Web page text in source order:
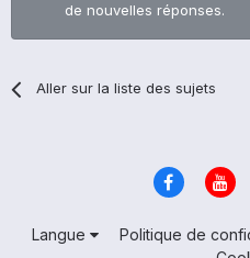
de nouvelles réponses.
Aller sur la liste des sujets
Langue Politique de